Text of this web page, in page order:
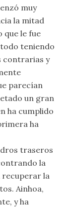
muy
la mitad
que le fue
teniendo
contrarias y
parecían
un gran
ha cumplido
ha
traseros
la
recuperar la
Ainhoa,
y ha